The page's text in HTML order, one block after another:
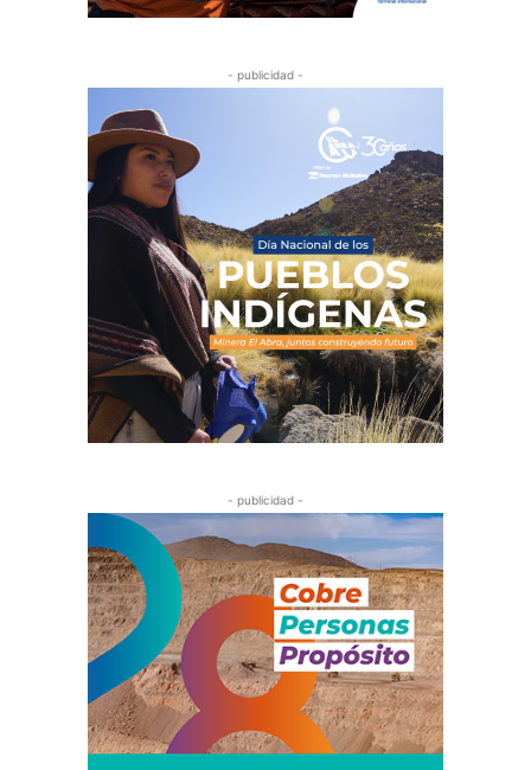
- publicidad -
- publicidad -